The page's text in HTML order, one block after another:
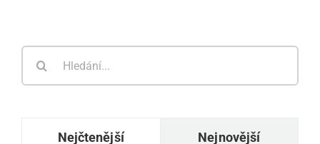
Nejčtenější Nejnovější